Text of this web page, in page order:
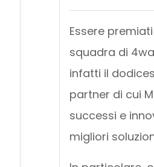
Essere
squadra di
infatti il
partner di cui
successi e
migliori